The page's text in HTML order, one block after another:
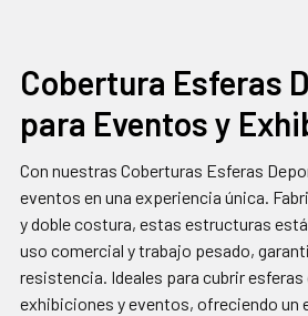
SELECCIONAR
TODO
SELECCIONADOS
AL CARRITO
Cobertura Esferas
para Eventos y
Con nuestras Coberturas Esferas
eventos en una experiencia única.
y doble costura, estas estructuras
uso comercial y trabajo pesado,
resistencia. Ideales para cubrir
exhibiciones y eventos, ofreciendo un